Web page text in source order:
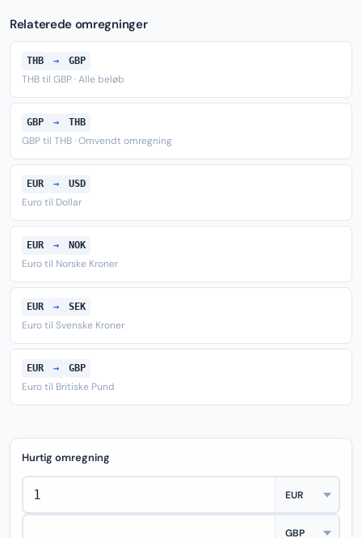
Relaterede omregninger
THB → GBP
THB til GBP · Alle beløb
GBP → THB
GBP til THB · Omvendt omregning
EUR → USD
Euro til Dollar
EUR → NOK
Euro til Norske Kroner
EUR → SEK
Euro til Svenske Kroner
EUR → GBP
Euro til Britiske Pund
Hurtig omregning